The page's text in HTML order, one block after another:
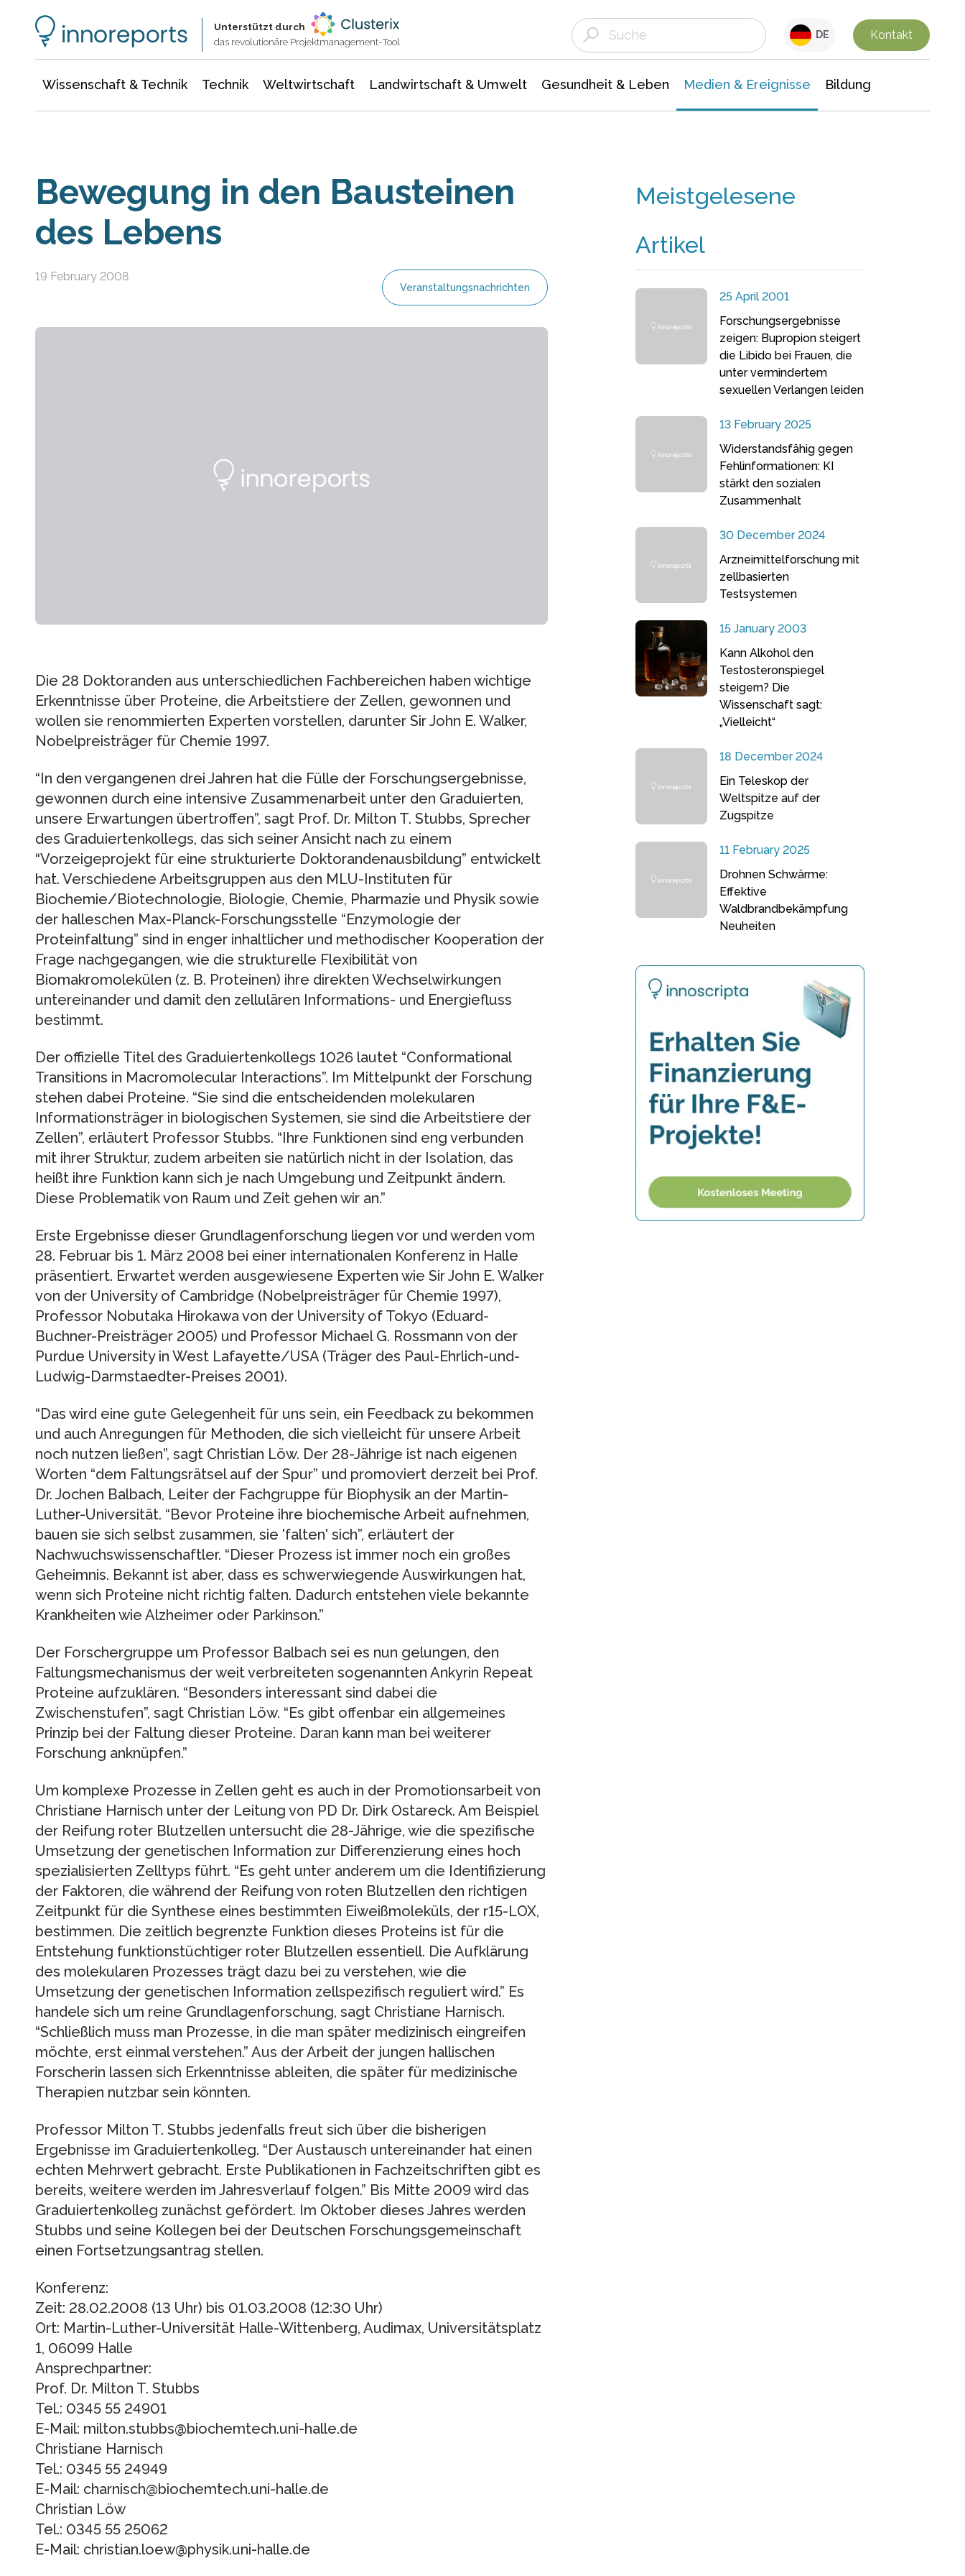
Unterstützt durch
das revolutionäre Projektmanagement-Tool
DE Kontakt
Wissenschaft & Technik Technik Weltwirtschaft Landwirtschaft & Umwelt Gesundheit & Leben Medien & Ereignisse Bildung
Bewegung in den Bausteinen
des Lebens
19 February 2008
Veranstaltungsnachrichten
Die 28 Doktoranden aus unterschiedlichen Fachbereichen haben wichtige
Erkenntnisse über Proteine, die Arbeitstiere der Zellen, gewonnen und
wollen sie renommierten Experten vorstellen, darunter Sir John E. Walker,
Nobelpreisträger für Chemie 1997.
“In den vergangenen drei Jahren hat die Fülle der Forschungsergebnisse,
gewonnen durch eine intensive Zusammenarbeit unter den Graduierten,
unsere Erwartungen übertroffen”, sagt Prof. Dr. Milton T. Stubbs, Sprecher
des Graduiertenkollegs, das sich seiner Ansicht nach zu einem
“Vorzeigeprojekt für eine strukturierte Doktorandenausbildung” entwickelt
hat. Verschiedene Arbeitsgruppen aus den MLU-Instituten für
Biochemie/Biotechnologie, Biologie, Chemie, Pharmazie und Physik sowie
der halleschen Max-Planck-Forschungsstelle “Enzymologie der
Proteinfaltung” sind in enger inhaltlicher und methodischer Kooperation der
Frage nachgegangen, wie die strukturelle Flexibilität von
Biomakromolekülen (z. B. Proteinen) ihre direkten Wechselwirkungen
untereinander und damit den zellulären Informations- und Energiefluss
bestimmt.
Der offizielle Titel des Graduiertenkollegs 1026 lautet “Conformational
Transitions in Macromolecular Interactions”. Im Mittelpunkt der Forschung
stehen dabei Proteine. “Sie sind die entscheidenden molekularen
Informationsträger in biologischen Systemen, sie sind die Arbeitstiere der
Zellen”, erläutert Professor Stubbs. “Ihre Funktionen sind eng verbunden
mit ihrer Struktur, zudem arbeiten sie natürlich nicht in der Isolation, das
heißt ihre Funktion kann sich je nach Umgebung und Zeitpunkt ändern.
Diese Problematik von Raum und Zeit gehen wir an.”
Erste Ergebnisse dieser Grundlagenforschung liegen vor und werden vom
28. Februar bis 1. März 2008 bei einer internationalen Konferenz in Halle
präsentiert. Erwartet werden ausgewiesene Experten wie Sir John E. Walker
von der University of Cambridge (Nobelpreisträger für Chemie 1997),
Professor Nobutaka Hirokawa von der University of Tokyo (Eduard-
Buchner-Preisträger 2005) und Professor Michael G. Rossmann von der
Purdue University in West Lafayette/USA (Träger des Paul-Ehrlich-und-
Ludwig-Darmstaedter-Preises 2001).
“Das wird eine gute Gelegenheit für uns sein, ein Feedback zu bekommen
und auch Anregungen für Methoden, die sich vielleicht für unsere Arbeit
noch nutzen ließen”, sagt Christian Löw. Der 28-Jährige ist nach eigenen
Worten “dem Faltungsrätsel auf der Spur” und promoviert derzeit bei Prof.
Dr. Jochen Balbach, Leiter der Fachgruppe für Biophysik an der Martin-
Luther-Universität. “Bevor Proteine ihre biochemische Arbeit aufnehmen,
bauen sie sich selbst zusammen, sie 'falten' sich”, erläutert der
Nachwuchswissenschaftler. “Dieser Prozess ist immer noch ein großes
Geheimnis. Bekannt ist aber, dass es schwerwiegende Auswirkungen hat,
wenn sich Proteine nicht richtig falten. Dadurch entstehen viele bekannte
Krankheiten wie Alzheimer oder Parkinson.”
Der Forschergruppe um Professor Balbach sei es nun gelungen, den
Faltungsmechanismus der weit verbreiteten sogenannten Ankyrin Repeat
Proteine aufzuklären. “Besonders interessant sind dabei die
Zwischenstufen”, sagt Christian Löw. “Es gibt offenbar ein allgemeines
Prinzip bei der Faltung dieser Proteine. Daran kann man bei weiterer
Forschung anknüpfen.”
Um komplexe Prozesse in Zellen geht es auch in der Promotionsarbeit von
Christiane Harnisch unter der Leitung von PD Dr. Dirk Ostareck. Am Beispiel
der Reifung roter Blutzellen untersucht die 28-Jährige, wie die spezifische
Umsetzung der genetischen Information zur Differenzierung eines hoch
spezialisierten Zelltyps führt. “Es geht unter anderem um die Identifizierung
der Faktoren, die während der Reifung von roten Blutzellen den richtigen
Zeitpunkt für die Synthese eines bestimmten Eiweißmoleküls, der r15-LOX,
bestimmen. Die zeitlich begrenzte Funktion dieses Proteins ist für die
Entstehung funktionstüchtiger roter Blutzellen essentiell. Die Aufklärung
des molekularen Prozesses trägt dazu bei zu verstehen, wie die
Umsetzung der genetischen Information zellspezifisch reguliert wird.” Es
handele sich um reine Grundlagenforschung, sagt Christiane Harnisch.
“Schließlich muss man Prozesse, in die man später medizinisch eingreifen
möchte, erst einmal verstehen.” Aus der Arbeit der jungen hallischen
Forscherin lassen sich Erkenntnisse ableiten, die später für medizinische
Therapien nutzbar sein könnten.
Professor Milton T. Stubbs jedenfalls freut sich über die bisherigen
Ergebnisse im Graduiertenkolleg. “Der Austausch untereinander hat einen
echten Mehrwert gebracht. Erste Publikationen in Fachzeitschriften gibt es
bereits, weitere werden im Jahresverlauf folgen.” Bis Mitte 2009 wird das
Graduiertenkolleg zunächst gefördert. Im Oktober dieses Jahres werden
Stubbs und seine Kollegen bei der Deutschen Forschungsgemeinschaft
einen Fortsetzungsantrag stellen.
Konferenz:
Zeit: 28.02.2008 (13 Uhr) bis 01.03.2008 (12:30 Uhr)
Ort: Martin-Luther-Universität Halle-Wittenberg, Audimax, Universitätsplatz
1, 06099 Halle
Ansprechpartner:
Prof. Dr. Milton T. Stubbs
Tel.: 0345 55 24901
E-Mail: milton.stubbs@biochemtech.uni-halle.de
Christiane Harnisch
Tel.: 0345 55 24949
E-Mail: charnisch@biochemtech.uni-halle.de
Christian Löw
Tel.: 0345 55 25062
E-Mail: christian.loew@physik.uni-halle.de
Meistgelesene
Artikel
25 April 2001
Forschungsergebnisse
zeigen: Bupropion steigert
die Libido bei Frauen, die
unter vermindertem
sexuellen Verlangen leiden
13 February 2025
Widerstandsfähig gegen
Fehlinformationen: KI
stärkt den sozialen
Zusammenhalt
30 December 2024
Arzneimittelforschung mit
zellbasierten
Testsystemen
15 January 2003
Kann Alkohol den
Testosteronspiegel
steigern? Die
Wissenschaft sagt:
„Vielleicht“
18 December 2024
Ein Teleskop der
Weltspitze auf der
Zugspitze
11 February 2025
Drohnen Schwärme:
Effektive
Waldbrandbekämpfung
Neuheiten